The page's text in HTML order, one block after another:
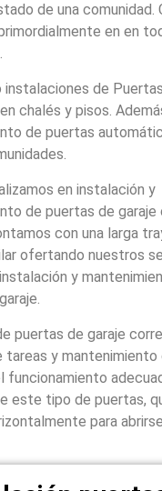
de una comunidad.
en en
de
chalés y pisos.
de puertas
en instalación y
de puertas de garaje
con una larga
ofertando nuestros
y
puertas de garaje
tareas y
funcionamiento
este tipo de puertas,
para